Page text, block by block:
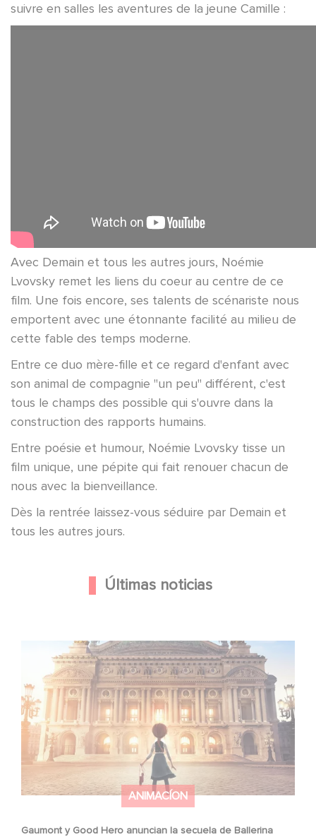
suivre en salles les aventures de la jeune Camille :
Avec Demain et tous les autres jours, Noémie
Lvovsky remet les liens du coeur au centre de ce
film. Une fois encore, ses talents de scénariste nous
emportent avec une étonnante facilité au milieu de
cette fable des temps moderne.
Entre ce duo mère-fille et ce regard d'enfant avec
son animal de compagnie "un peu" différent, c'est
tous le champs des possible qui s'ouvre dans la
construction des rapports humains.
Entre poésie et humour, Noémie Lvovsky tisse un
film unique, une pépite qui fait renouer chacun de
nous avec la bienveillance.
Dès la rentrée laissez-vous séduire par Demain et
tous les autres jours.
Últimas noticias
ANIMACÍON
Gaumont y Good Hero anuncian la secuela de Ballerina
Gaumont y Good Hero anuncian la secuela de Ballerina